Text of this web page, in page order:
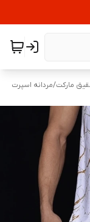
مارکت/مردانه اسپرت